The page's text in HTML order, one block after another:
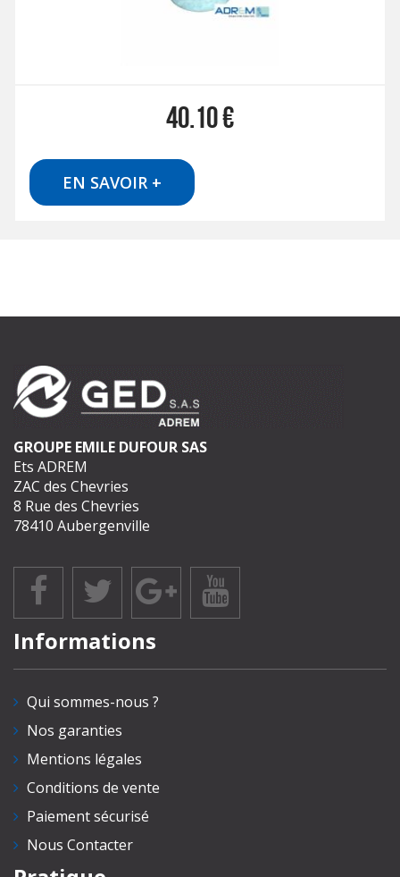
40.10€
EN SAVOIR +
GROUPE EMILE DUFOUR SAS
Ets ADREM
ZAC des Chevries
8 Rue des Chevries
78410 Aubergenville
Informations
Qui sommes-nous ?
Nos garanties
Mentions légales
Conditions de vente
Paiement sécurisé
Nous Contacter